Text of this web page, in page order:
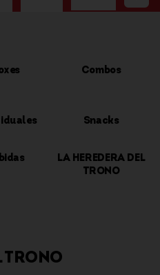
Combos
Snacks
LA HEREDERA DEL
TRONO
TRONO